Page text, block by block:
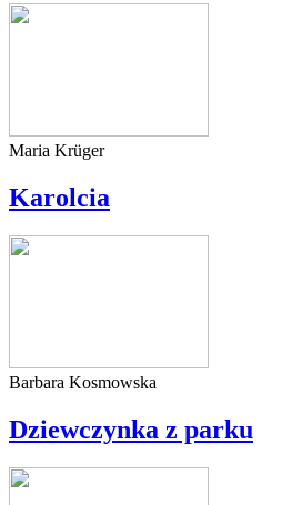
Maria Krüger
Karolcia
Barbara Kosmowska
Dziewczynka z parku